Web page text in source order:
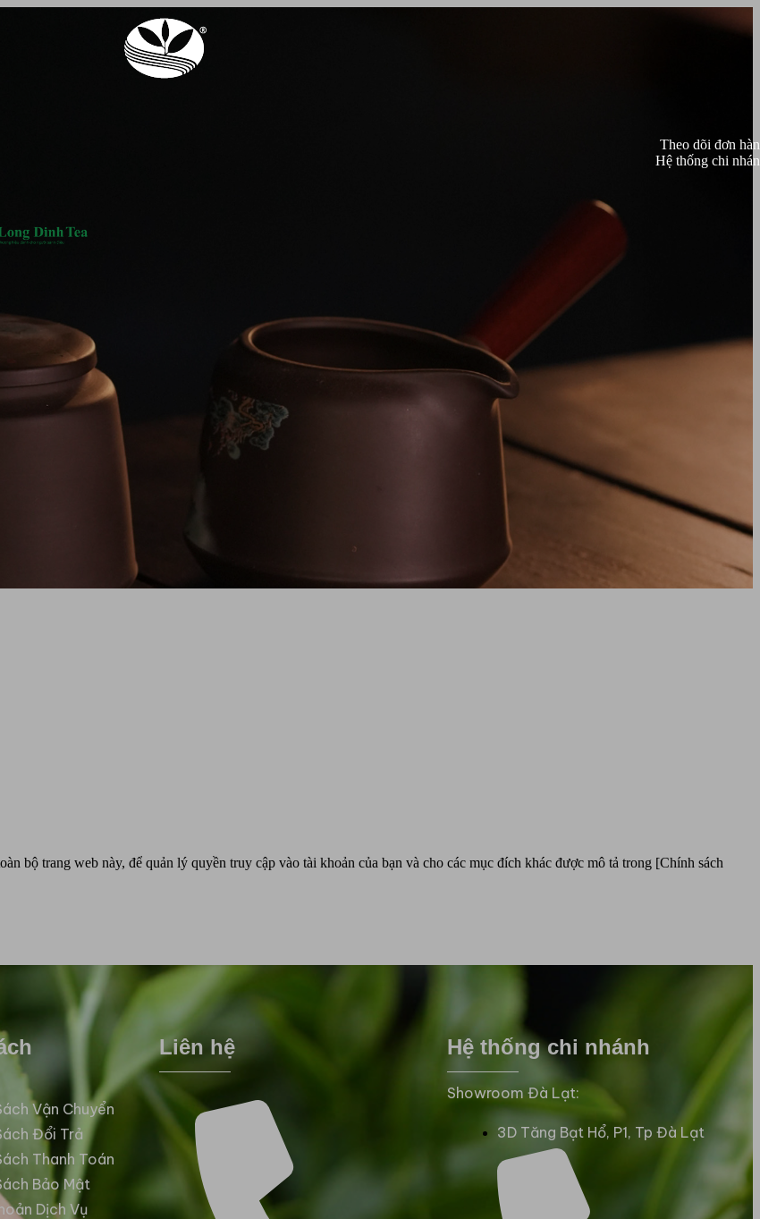
Theo dõi đơn
Hệ thống chi
bộ trang web này, để quản lý quyền truy cập vào tài khoản của bạn và cho các mục đích khác được mô tả trong [Chính sách
Vận Chuyển
Đổi Trả
Thanh Toán
Bảo Mật
Dịch Vụ
Liên hệ Hệ thống chi nhánh
Showroom Đà Lạt:
3D Tăng Bạt Hổ, P1, Tp Đà Lạt